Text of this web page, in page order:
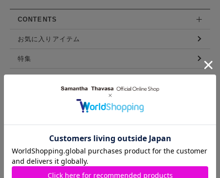
CONTENTS
お気に入りアイテム
特集
スタッフリスト
ショップブログ